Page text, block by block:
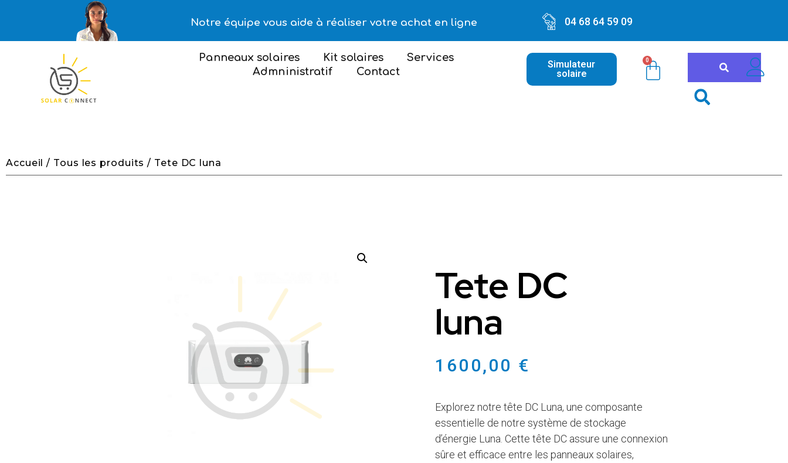
Notre équipe vous aide à réaliser votre achat en ligne 04 68 64 59 09
Panneaux solaires Kit solaires
Services
Admninistratif
Contact
Simulateur
solaire
0
Accueil / Tous les produits / Tete DC luna
Tete DC
luna
1600,00 €
Explorez notre tête DC Luna, une composante
essentielle de notre système de stockage
d’énergie Luna. Cette tête DC assure une connexion
sûre et efficace entre les panneaux solaires,